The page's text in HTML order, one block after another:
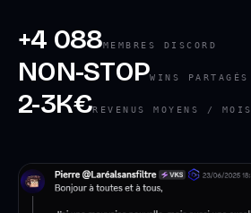
+4 088MEMBRES DISCORD
NON-STOPWINS PARTAGÉS
2-3K€REVENUS MOYENS / MOIS